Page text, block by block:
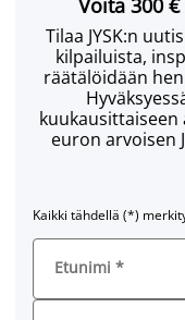
Tilaa JYSK:n
kilpailuista,
räätälöidään
euron arvoisen
Kaikki tähdellä (*)
Etunimi *